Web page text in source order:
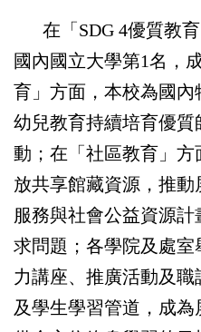
在「SDG 4優質教
國內國立大學第1名，
育」方面，本校為國內
幼兒教育持續培育優
動；在「社區教育」方
放共享館藏資源，推
服務與社會公益資源
求問題；各學院及處
力講座、推廣活動及
及學生學習管道，成